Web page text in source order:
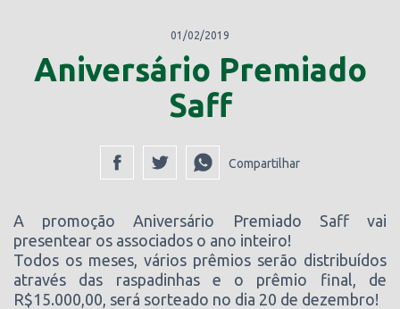
01/02/2019
Aniversário Premiado
Saff
Compartilhar
A promoção Aniversário Premiado Saff vai
presentear os associados o ano inteiro!
Todos os meses, vários prêmios serão distribuídos
através das raspadinhas e o prêmio final, de
R$15.000,00, será sorteado no dia 20 de dezembro!